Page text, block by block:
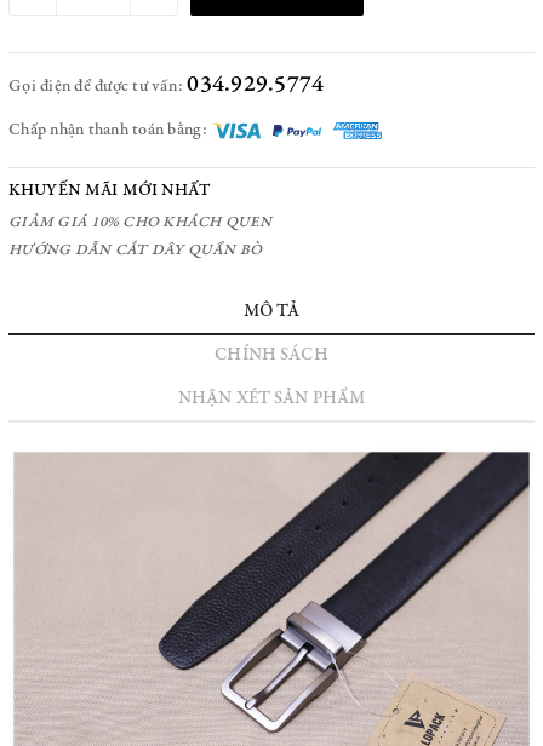
Gọi điện để được tư vấn:034.929.5774
Chấp nhận thanh toán bằng:
KHUYẾN MÃI MỚI NHẤT
GIẢM GIÁ 10% CHO KHÁCH QUEN
HƯỚNG DẪN CẮT DÂY QUẦN BÒ
MÔ TẢ
CHÍNH SÁCH
NHẬN XÉT SẢN PHẨM